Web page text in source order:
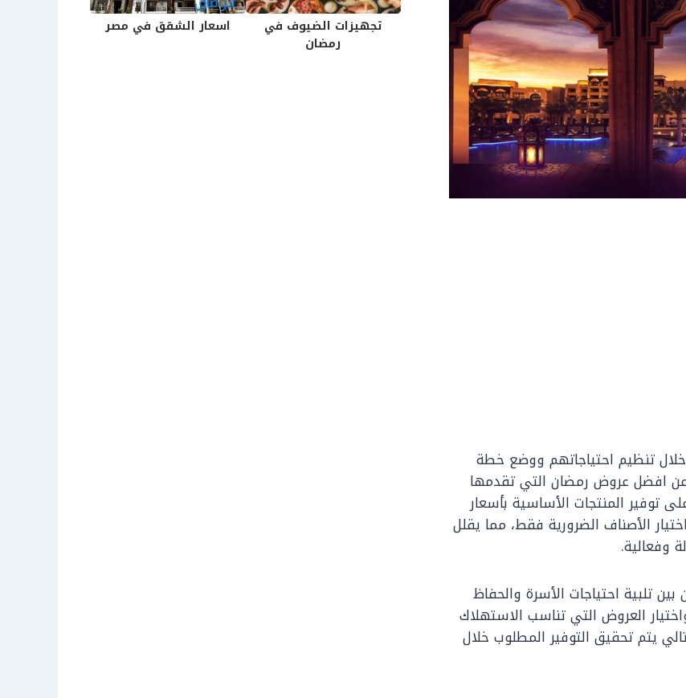
تنظيم احتياجاتهم ووضع خطة
افضل عروض رمضان التي تقدمها
توفير المنتجات الأساسية بأسعار
الأصناف الضرورية فقط، مما يقلل
وفعالية.
تلبية احتياجات الأسرة والحفاظ
العروض التي تناسب الاستهلاك
يتم تحقيق التوفير المطلوب خلال
تجهيزات الضيوف في
رمضان
اسعار الشقق في مصر